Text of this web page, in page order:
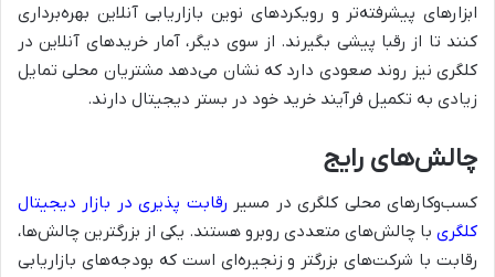
ابزارهای پیشرفته‌تر و رویکردهای نوین بازاریابی آنلاین بهره‌برداری
کنند تا از رقبا پیشی بگیرند. از سوی دیگر، آمار خریدهای آنلاین در
کلگری نیز روند صعودی دارد که نشان می‌دهد مشتریان محلی تمایل
زیادی به تکمیل فرآیند خرید خود در بستر دیجیتال دارند.
چالش‌های رایج
کسب‌وکارهای محلی کلگری در مسیر رقابت پذیری در بازار دیجیتال
کلگری با چالش‌های متعددی روبرو هستند. یکی از بزرگترین چالش‌ها،
رقابت با شرکت‌های بزرگتر و زنجیره‌ای است که بودجه‌های بازاریابی